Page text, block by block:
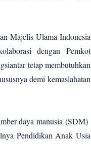
Majelis Ulama Indonesia
dengan Pemkot
tetap membutuhkan
demi kemaslahatan
daya manusia (SDM)
Pendidikan Anak Usia